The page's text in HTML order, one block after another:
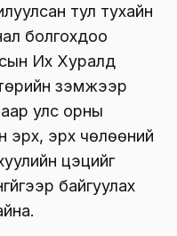
тул тухайн
болгохдоо
Их Хуралд
үзэмжээр
улс орны
эрх, эрх чөлөөний
цэцийг
байгуулах